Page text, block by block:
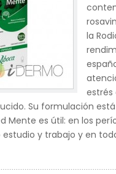
la
estrés
Su formulación
Mente es útil: en los
y trabajo y en